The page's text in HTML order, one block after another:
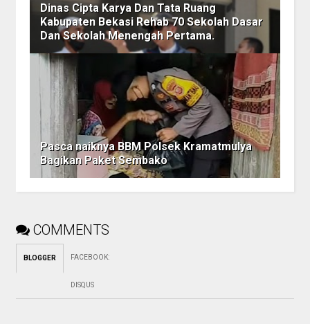
Dinas Cipta Karya Dan Tata Ruang
Kabupaten Bekasi Rehab 70 Sekolah Dasar
Dan Sekolah Menengah Pertama.
Pasca naiknya BBM Polsek Kramatmulya
Bagikan Paket Sembako
COMMENTS
BLOGGER FACEBOOK:
DISQUS